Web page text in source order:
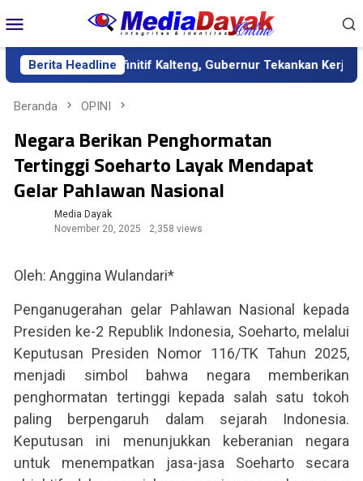
ke
kontenMobile
Berita Headline
Definitif Kalteng, Gubernur Tekankan Kerja Keras dan
Beranda OPINI
Negara Berikan Penghormatan
Tertinggi Soeharto Layak Mendapat
Gelar Pahlawan Nasional
Media Dayak
November 20, 2025
2,358 views
Oleh: Anggina Wulandari*
Penganugerahan gelar Pahlawan Nasional kepada
Presiden ke-2 Republik Indonesia, Soeharto, melalui
Keputusan Presiden Nomor 116/TK Tahun 2025,
menjadi simbol bahwa negara memberikan
penghormatan tertinggi kepada salah satu tokoh
paling berpengaruh dalam sejarah Indonesia.
Keputusan ini menunjukkan keberanian negara
untuk menempatkan jasa-jasa Soeharto secara